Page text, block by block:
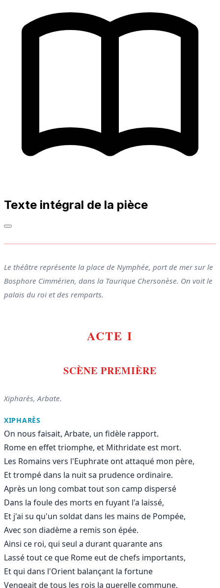
Texte intégral de la pièce
Le théâtre représente la place de Nymphée, port de mer sur le
Bosphore Cimmérien, dans la Taurique Chersonèse. On voit le
palais du roi et des remparts.
ACTE I
SCÈNE PREMIÈRE
Xipharès, Arbate.
XIPHARÈS
On nous faisait, Arbate, un fidèle rapport.
Rome en effet triomphe, et Mithridate est mort.
Les Romains vers l'Euphrate ont attaqué mon père,
Et trompé dans la nuit sa prudence ordinaire.
Après un long combat tout son camp dispersé
Dans la foule des morts en fuyant l'a laissé,
Et j'ai su qu'un soldat dans les mains de Pompée,
Avec son diadème a remis son épée.
Ainsi ce roi, qui seul a durant quarante ans
Lassé tout ce que Rome eut de chefs importants,
Et qui dans l'Orient balançant la fortune
Vengeait de tous les rois la querelle commune,